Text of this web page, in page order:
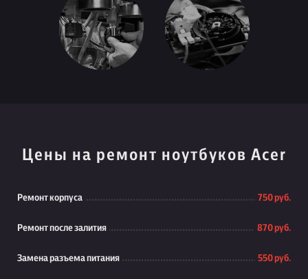
Цены на ремонт ноутбуков Acer
Ремонт корпуса 750 руб.
Ремонт после залития 870 руб.
Замена разъема питания 550 руб.